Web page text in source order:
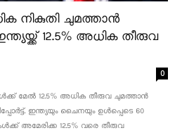
നികുതി ചുമത്താൻ
12.5% അധിക തീരുവ
0
മേൽ 12.5% അധിക തീരുവ ചുമത്താൻ
ഇന്ത്യയും ചൈനയും ഉൾപ്പെടെ 60
അമേരിക്ക 12.5% ​​വരെ തീരുവ